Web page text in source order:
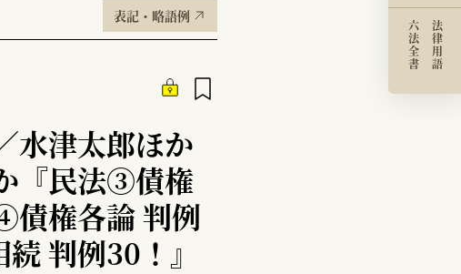
表記・略語例
水津太郎ほか
『民法③債権
債権各論 判例
判例30！』
法律用語
六法全書